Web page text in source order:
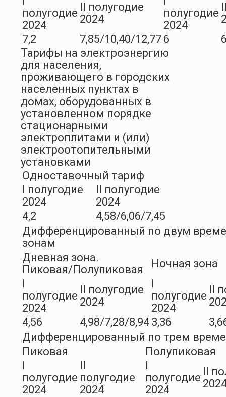
полугодие
2024
II полугодие
2024
полугодие
2024
7,2
7,85/10,40/12,77 6
Тарифы на электроэнергию
для населения,
проживающего в городских
населенных пунктах в
домах, оборудованных в
установленном порядке
стационарными
электроплитами и (или)
электроотопительными
установками
Одноставочный тариф
I полугодие
2024
II полугодие
2024
4,2
4,58/6,06/7,45
Дифференцированный по двум
зонам
Дневная зона.
Пиковая/Полупиковая
Ночная зона
полугодие
2024
II полугодие
2024
полугодие
2024
II
4,56
4,98/7,28/8,94 3,36
Дифференцированный по трем
Пиковая
Полупиковая
полугодие
2024
полугодие
2024
полугодие
2024
II